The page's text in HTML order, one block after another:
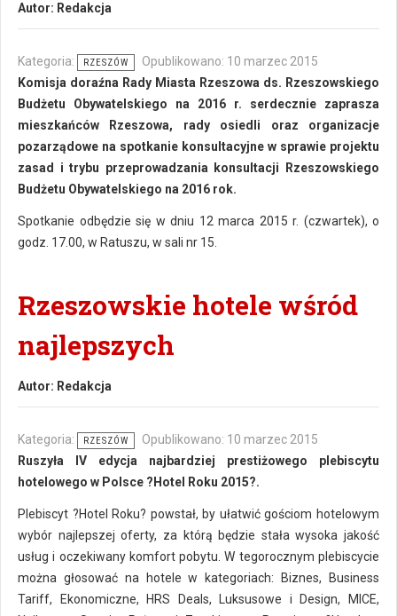
Autor: Redakcja
Kategoria: RZESZÓW
Opublikowano: 10 marzec 2015
Komisja doraźna Rady Miasta Rzeszowa ds. Rzeszowskiego
Budżetu Obywatelskiego na 2016 r. serdecznie zaprasza
mieszkańców Rzeszowa, rady osiedli oraz organizacje
pozarządowe na spotkanie konsultacyjne w sprawie projektu
zasad i trybu przeprowadzania konsultacji Rzeszowskiego
Budżetu Obywatelskiego na 2016 rok.
Spotkanie odbędzie się w dniu 12 marca 2015 r. (czwartek), o
godz. 17.00, w Ratuszu, w sali nr 15.
Rzeszowskie hotele wśród
najlepszych
Autor: Redakcja
Kategoria: RZESZÓW
Opublikowano: 10 marzec 2015
Ruszyła IV edycja najbardziej prestiżowego plebiscytu
hotelowego w Polsce ?Hotel Roku 2015?.
Plebiscyt ?Hotel Roku? powstał, by ułatwić gościom hotelowym
wybór najlepszej oferty, za którą będzie stała wysoka jakość
usług i oczekiwany komfort pobytu. W tegorocznym plebiscycie
można głosować na hotele w kategoriach: Biznes, Business
Tariff, Ekonomiczne, HRS Deals, Luksusowe i Design, MICE,